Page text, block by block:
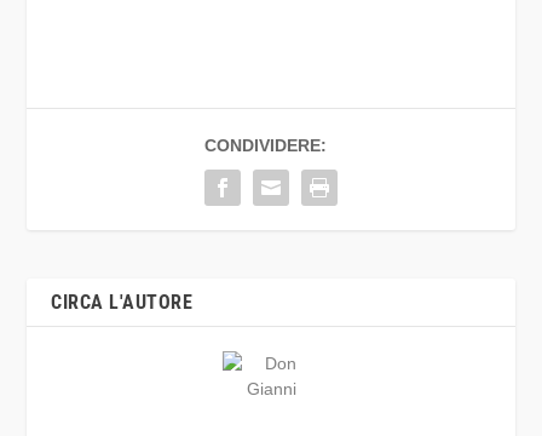
CONDIVIDERE:
CIRCA L'AUTORE